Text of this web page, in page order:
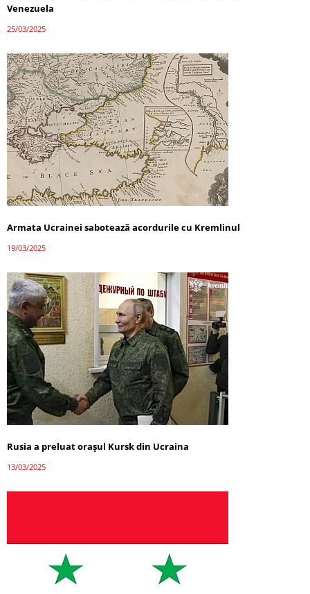
Venezuela
25/03/2025
Armata Ucrainei sabotează acordurile cu Kremlinul
19/03/2025
Rusia a preluat orașul Kursk din Ucraina
13/03/2025